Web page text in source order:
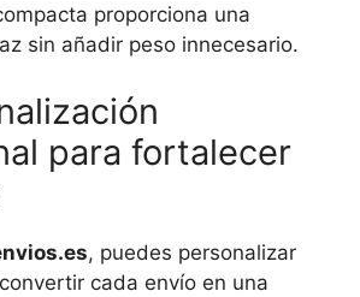
proporciona una
sin añadir peso innecesario.
para fortalecer
, puedes personalizar
cada envío en una